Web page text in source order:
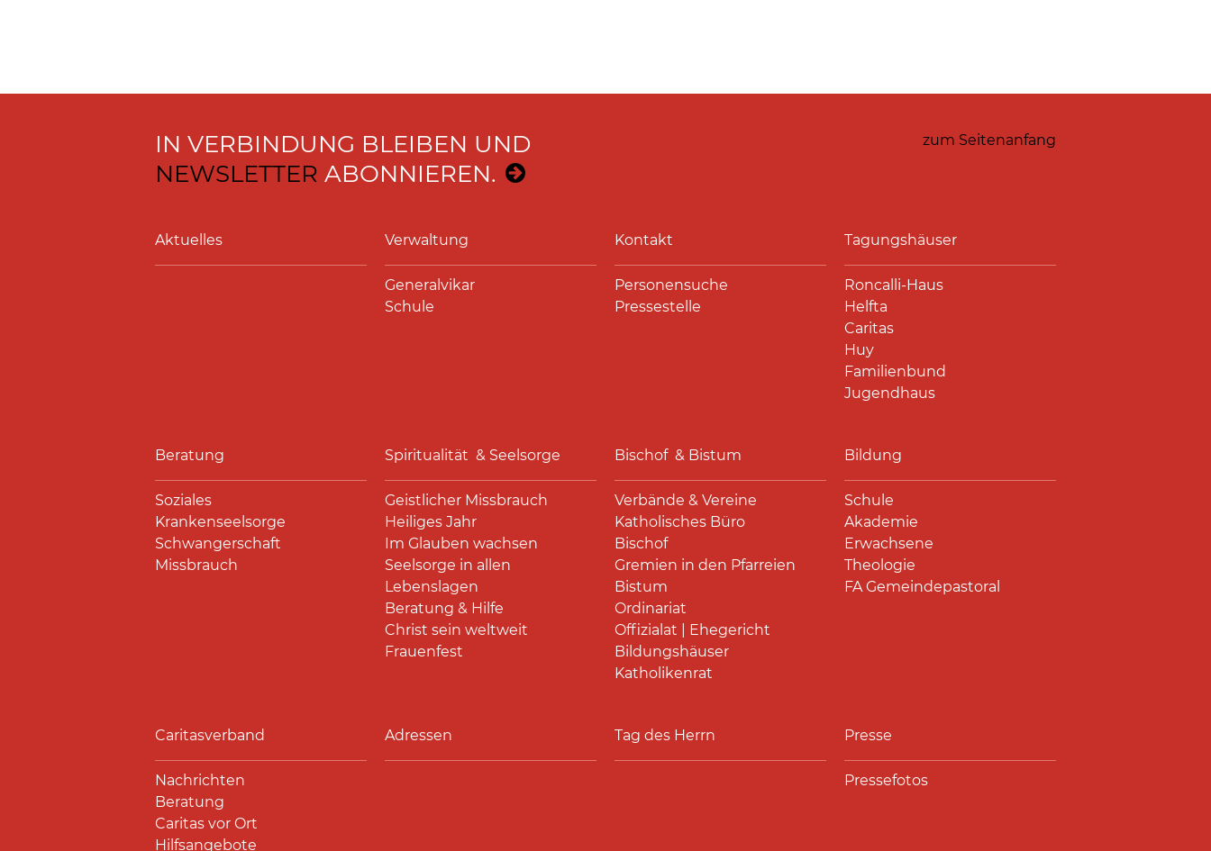
IN VERBINDUNG BLEIBEN UND
NEWSLETTER ABONNIEREN.
zum Seitenanfang
Aktuelles Verwaltung
Generalvikar
Schule
Kontakt
Personensuche
Pressestelle
Tagungshäuser
Roncalli-Haus
Helfta
Caritas
Huy
Familienbund
Jugendhaus
Beratung
Soziales
Krankenseelsorge
Schwangerschaft
Missbrauch
Spiritualität & Seelsorge
Geistlicher Missbrauch
Heiliges Jahr
Im Glauben wachsen
Seelsorge in allen
Lebenslagen
Beratung & Hilfe
Christ sein weltweit
Frauenfest
Bischof & Bistum
Verbände & Vereine
Katholisches Büro
Bischof
Gremien in den Pfarreien
Bistum
Ordinariat
Offizialat | Ehegericht
Bildungshäuser
Katholikenrat
Bildung
Schule
Akademie
Erwachsene
Theologie
FA Gemeindepastoral
Caritasverband
Nachrichten
Beratung
Caritas vor Ort
Hilfsangebote
Adressen Tag des Herrn Presse
Pressefotos